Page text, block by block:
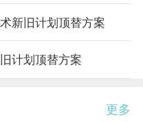
新旧计划顶替方案
计划顶替方案
更多